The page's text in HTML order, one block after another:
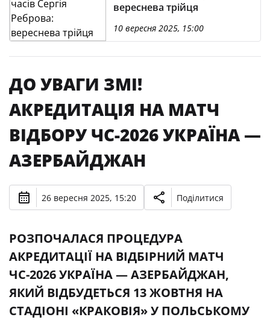
вереснева трійця
10 вересня 2025, 15:00
ДО УВАГИ ЗМІ!
АКРЕДИТАЦІЯ НА МАТЧ
ВІДБОРУ ЧС-2026 УКРАЇНА —
АЗЕРБАЙДЖАН
26 вересня 2025, 15:20 Поділитися
РОЗПОЧАЛАСЯ ПРОЦЕДУРА
АКРЕДИТАЦІЇ НА ВІДБІРНИЙ МАТЧ
ЧС-2026 УКРАЇНА — АЗЕРБАЙДЖАН,
ЯКИЙ ВІДБУДЕТЬСЯ 13 ЖОВТНЯ НА
СТАДІОНІ «КРАКОВІЯ» У ПОЛЬСЬКОМУ